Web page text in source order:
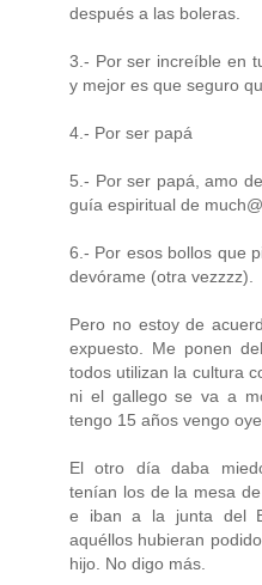
después a las boleras.
3.- Por ser increíble en
y mejor es que seguro
4.- Por ser papá
5.- Por ser papá, amo
guía espiritual de
6.- Por esos bollos que
devórame (otra vezzzz).
Pero no estoy de
expuesto. Me ponen
todos utilizan la cultura
ni el gallego se va a
tengo 15 años vengo
El otro día daba
tenían los de la mesa
e iban a la junta del
aquéllos hubieran
hijo. No digo más.